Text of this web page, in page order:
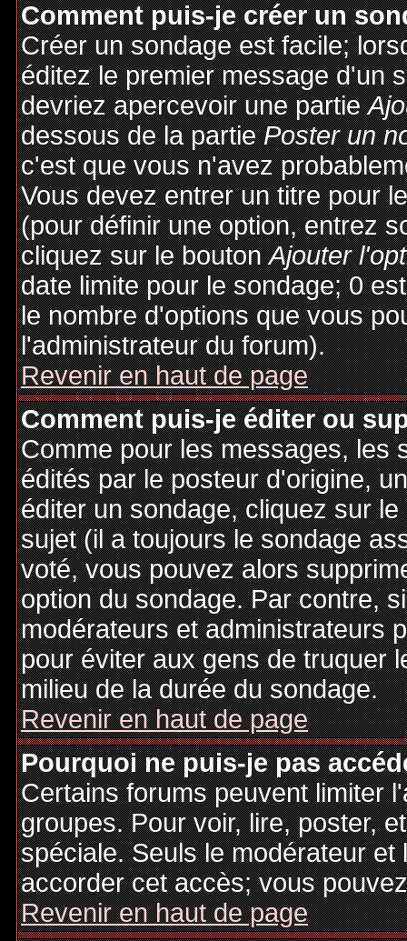
Comment puis-je créer un
Créer un sondage est facile;
éditez le premier message d'un
devriez apercevoir une partie
dessous de la partiePoster un
c'est que vous n'avez
Vous devez entrer un titre pour
(pour définir une option, entrez
cliquez sur le boutonAjouter
date limite pour le sondage; 0
le nombre d'options que vous
l'administrateur du forum).
Revenir en haut de page
Comment puis-je éditer ou
Comme pour les messages, les
édités par le posteur d'origine,
éditer un sondage, cliquez sur
sujet (il a toujours le sondage
voté, vous pouvez alors
option du sondage. Par contre,
modérateurs et administrateurs
pour éviter aux gens de truquer
milieu de la durée du sondage.
Revenir en haut de page
Pourquoi ne puis-je pas
Certains forums peuvent limiter
groupes. Pour voir, lire, poster,
spéciale. Seuls le modérateur
accorder cet accès; vous
Revenir en haut de page